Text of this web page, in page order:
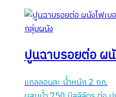
กลุ่มผนัง
ปูนฉาบรอยต่อ ผ
แกลลอนละ น้ำหนัก 2 กก.